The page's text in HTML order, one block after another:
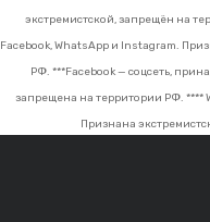
экстремистской, запрещён на
Facebook, WhatsApp и Instagram.
РФ. ***Facebook — соцсеть,
запрещена на территории РФ. ****
Признана